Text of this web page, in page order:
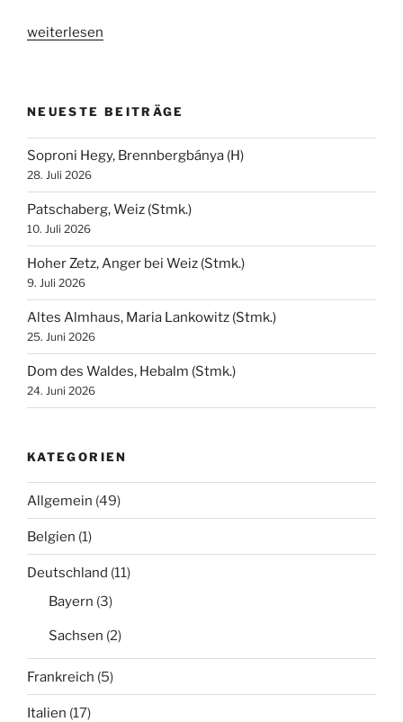
„Blaser,
weiterlesen
NEUESTE BEITRÄGE
Soproni Hegy, Brennbergbánya (H)
28. Juli 2026
Patschaberg, Weiz (Stmk.)
10. Juli 2026
Hoher Zetz, Anger bei Weiz (Stmk.)
9. Juli 2026
Altes Almhaus, Maria Lankowitz (Stmk.)
25. Juni 2026
Dom des Waldes, Hebalm (Stmk.)
24. Juni 2026
KATEGORIEN
Allgemein (49)
Belgien (1)
Deutschland (11)
Bayern (3)
Sachsen (2)
Frankreich (5)
Italien (17)